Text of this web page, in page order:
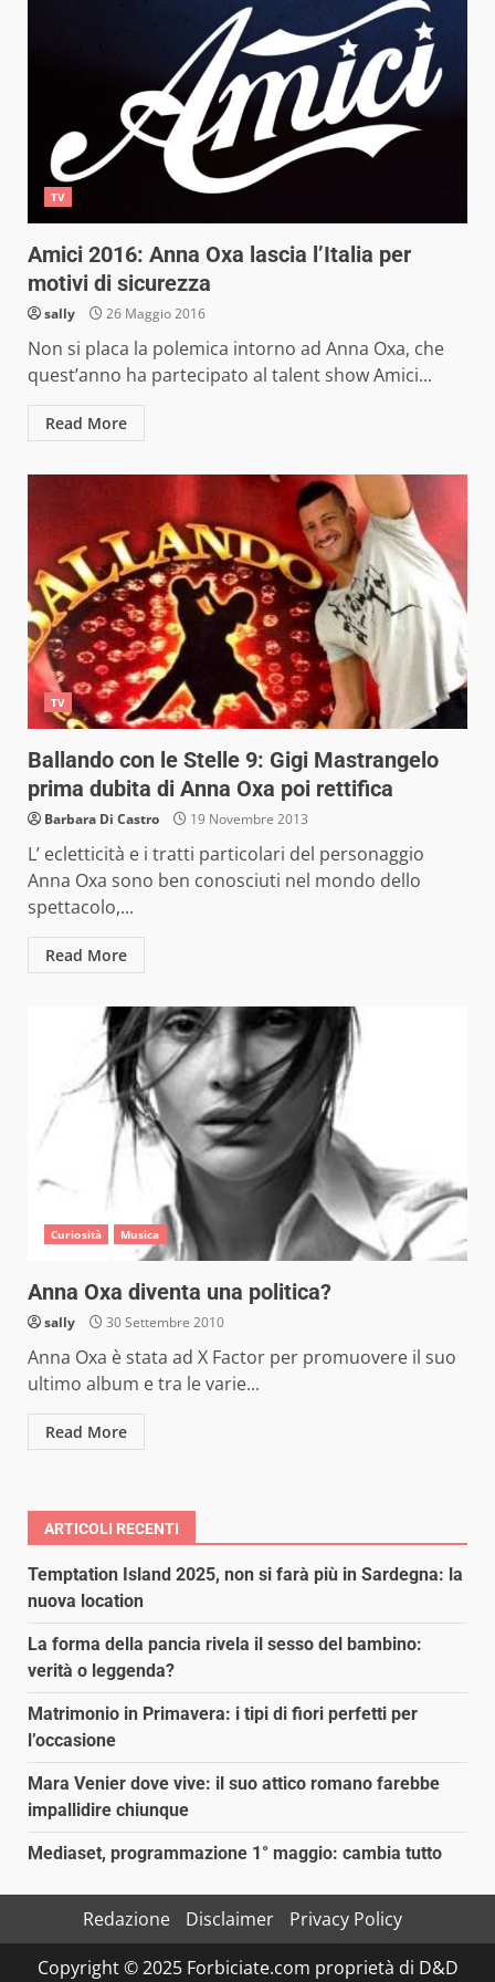
TV
Amici 2016: Anna Oxa lascia l’Italia per
motivi di sicurezza
sally 26 Maggio 2016
Non si placa la polemica intorno ad Anna Oxa, che
quest’anno ha partecipato al talent show Amici...
Read More
TV
Ballando con le Stelle 9: Gigi Mastrangelo
prima dubita di Anna Oxa poi rettifica
Barbara Di Castro 19 Novembre 2013
L’ ecletticità e i tratti particolari del personaggio
Anna Oxa sono ben conosciuti nel mondo dello
spettacolo,...
Read More
Curiosità Musica
Anna Oxa diventa una politica?
sally 30 Settembre 2010
Anna Oxa è stata ad X Factor per promuovere il suo
ultimo album e tra le varie...
Read More
ARTICOLI RECENTI
Temptation Island 2025, non si farà più in Sardegna: la
nuova location
La forma della pancia rivela il sesso del bambino:
verità o leggenda?
Matrimonio in Primavera: i tipi di fiori perfetti per
l’occasione
Mara Venier dove vive: il suo attico romano farebbe
impallidire chiunque
Mediaset, programmazione 1° maggio: cambia tutto
Redazione Disclaimer
Privacy Policy
Copyright © 2025 Forbiciate.com proprietà di D&D